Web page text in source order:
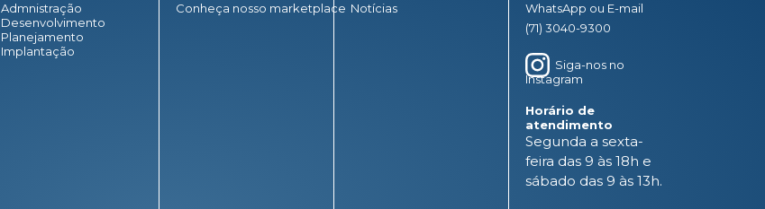
Admnistração
Desenvolvimento
Planejamento
Implantação
Conheça nosso marketplace Notícias
WhatsApp ou E-mail
(71) 3040-9300
Siga-nos no
Instagram
Horário de
atendimento
Segunda a sexta-
feira das 9 às 18h e
sábado das 9 às 13h.